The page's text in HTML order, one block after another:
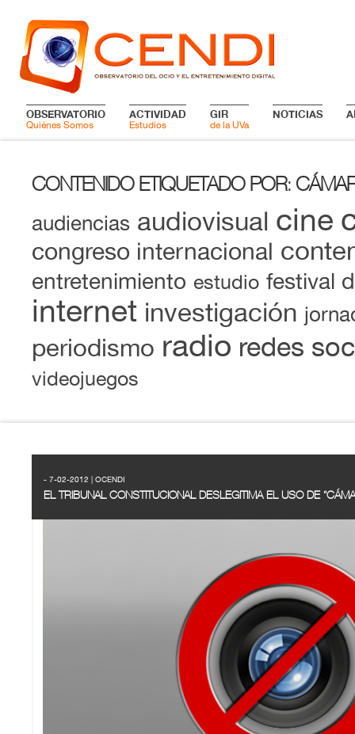
OBSERVATORIO
Quiénes Somos
ACTIVIDAD
Estudios
GIR
de la UVa
NOTICIAS
CONTENIDO ETIQUETADO POR:
audiencias audiovisual cine
congreso internacional
entretenimiento estudio festival
internet investigación
periodismo radio redes
videojuegos
- 7-02-2012 | OCENDI
EL TRIBUNAL CONSTITUCIONAL DESLEGITIMA EL USO DE